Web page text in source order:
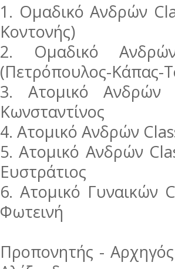
1. Ομαδικό Ανδρών
Κοντονής)
2. Ομαδικό
(Πετρόπουλος-Κάπας-
3. Ατομικό
Κωνσταντίνος
4. Ατομικό Ανδρών
5. Ατομικό Ανδρών
Ευστράτιος
6. Ατομικό Γυναικών
Φωτεινή
Προπονητής -